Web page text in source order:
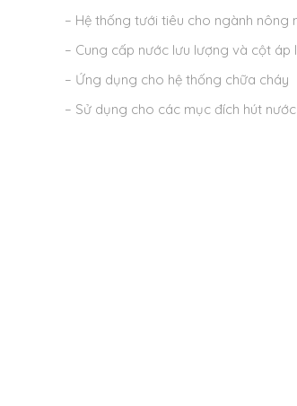
– Hệ thống tưới tiêu cho ngành nông
– Cung cấp nước lưu lượng và cột
– Ứng dụng cho hệ thống chữa cháy
– Sử dụng cho các mục đích hút